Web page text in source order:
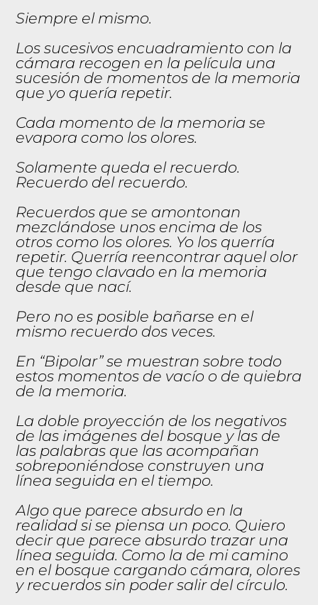
Siempre el mismo.
Los sucesivos encuadramiento con la
cámara recogen en la película una
sucesión de momentos de la memoria
que yo quería repetir.
Cada momento de la memoria se
evapora como los olores.
Solamente queda el recuerdo.
Recuerdo del recuerdo.
Recuerdos que se amontonan
mezclándose unos encima de los
otros como los olores. Yo los querría
repetir. Querría reencontrar aquel olor
que tengo clavado en la memoria
desde que nací.
Pero no es posible bañarse en el
mismo recuerdo dos veces.
En “Bipolar” se muestran sobre todo
estos momentos de vacío o de quiebra
de la memoria.
La doble proyección de los negativos
de las imágenes del bosque y las de
las palabras que las acompañan
sobreponiéndose construyen una
línea seguida en el tiempo.
Algo que parece absurdo en la
realidad si se piensa un poco. Quiero
decir que parece absurdo trazar una
línea seguida. Como la de mi camino
en el bosque cargando cámara, olores
y recuerdos sin poder salir del círculo.